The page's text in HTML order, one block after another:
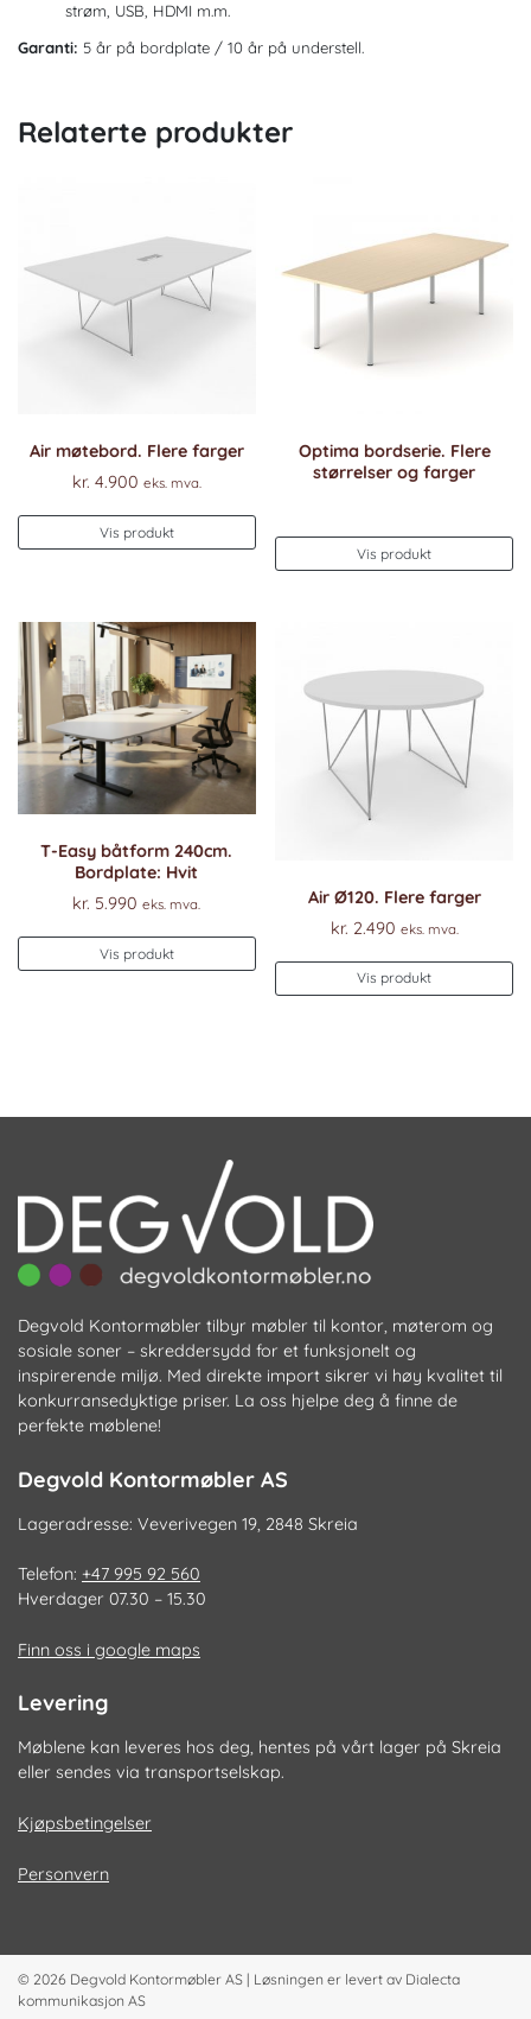
strøm, USB, HDMI m.m.
Garanti: 5 år på bordplate / 10 år på understell.
Relaterte produkter
Air møtebord. Flere farger
kr. 4.900 eks. mva.
Vis produkt
Optima bordserie. Flere
størrelser og farger
Vis produkt
T-Easy båtform 240cm.
Bordplate: Hvit
kr. 5.990 eks. mva.
Vis produkt
Dette
produktet
har
velges
Air Ø120. Flere farger
kr. 2.490 eks. mva.
Vis produkt
Degvold Kontormøbler tilbyr møbler til kontor, møterom og
sosiale soner – skreddersydd for et funksjonelt og
inspirerende miljø. Med direkte import sikrer vi høy kvalitet til
konkurransedyktige priser. La oss hjelpe deg å finne de
perfekte møblene!
Degvold Kontormøbler AS
Lageradresse: Veverivegen 19, 2848 Skreia
Telefon: +47 995 92 560
Hverdager 07.30 – 15.30
Finn oss i google maps
Levering
Møblene kan leveres hos deg, hentes på vårt lager på Skreia
eller sendes via transportselskap.
Kjøpsbetingelser
Personvern
© 2026 Degvold Kontormøbler AS | Løsningen er levert av Dialecta
kommunikasjon AS